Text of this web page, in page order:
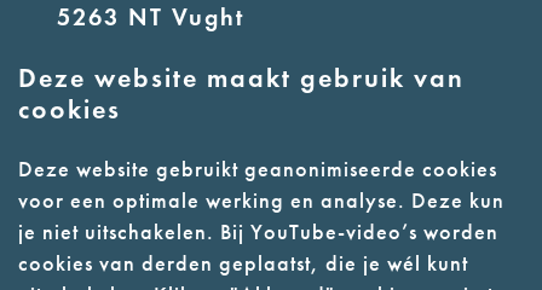
Deze website maakt gebruik van
cookies
Deze website gebruikt geanonimiseerde cookies
voor een optimale werking en analyse. Deze kun
je niet uitschakelen. Bij YouTube-video’s worden
cookies van derden geplaatst, die je wél kunt
5263 NT Vught
E:info@nmkampvught.nl
- Parkeer in de vakken of in de
parkeergarage (begane grond)